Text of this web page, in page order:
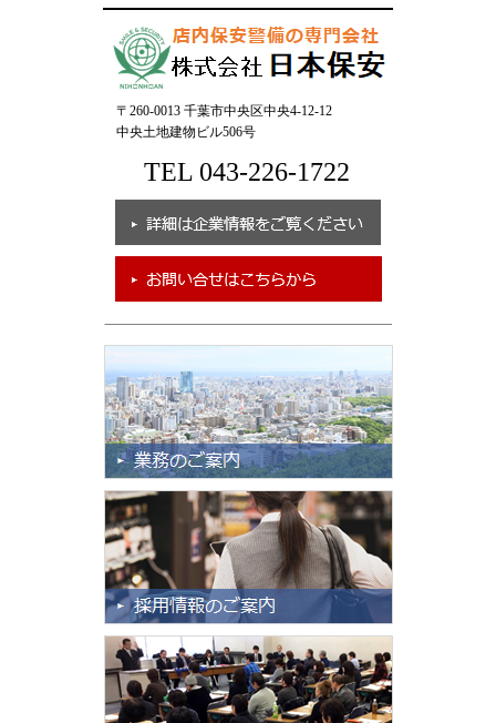
〒260-0013 千葉市中央区中央4-12-12
中央土地建物ビル506号
TEL 043-226-1722